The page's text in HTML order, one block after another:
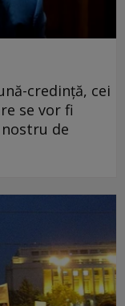
credință, cei
se vor fi
de